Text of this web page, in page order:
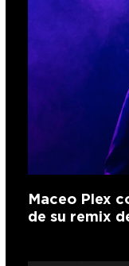
Maceo Plex
de su remix